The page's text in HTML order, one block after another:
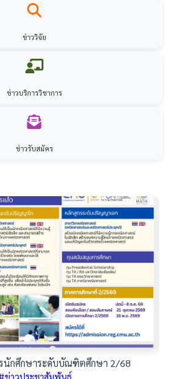
ข่าววิจัย
ข่าวบริการวิชาการ
ข่าวรับสมัคร
นักศึกษาระดับบัณฑิตศึกษา 2/68
ข่าวประชาสัมพันธ์